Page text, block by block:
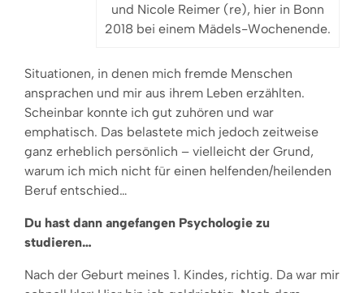
und Nicole Reimer (re), hier in Bonn
2018 bei einem Mädels-Wochenende.
Situationen, in denen mich fremde Menschen
ansprachen und mir aus ihrem Leben erzählten.
Scheinbar konnte ich gut zuhören und war
emphatisch. Das belastete mich jedoch zeitweise
ganz erheblich persönlich – vielleicht der Grund,
warum ich mich nicht für einen helfenden/heilenden
Beruf entschied…
Du hast dann angefangen Psychologie zu
studieren…
Nach der Geburt meines 1. Kindes, richtig. Da war mir